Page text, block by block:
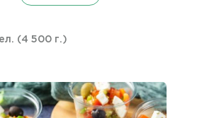
(4 500 г.)